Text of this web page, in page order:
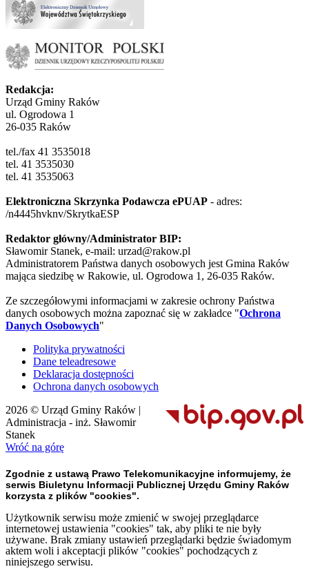
Redakcja:
Urząd Gminy Raków
ul. Ogrodowa 1
26-035 Raków
tel./fax 41 3535018
tel. 41 3535030
tel. 41 3535063
Elektroniczna Skrzynka Podawcza ePUAP - adres:
/n4445hvknv/SkrytkaESP
Redaktor główny/Administrator BIP:
Sławomir Stanek, e-mail: urzad@rakow.pl
Administratorem Państwa danych osobowych jest Gmina Raków
mająca siedzibę w Rakowie, ul. Ogrodowa 1, 26-035 Raków.
Ze szczegółowymi informacjami w zakresie ochrony Państwa
danych osobowych można zapoznać się w zakładce "Ochrona
Danych Osobowych"
Polityka prywatności
Dane teleadresowe
Deklaracja dostępności
Ochrona danych osobowych
2026 © Urząd Gminy Raków |
Administracja - inż. Sławomir
Stanek
Wróć na górę
Zgodnie z ustawą Prawo Telekomunikacyjne informujemy, że
serwis Biuletynu Informacji Publicznej Urzędu Gminy Raków
korzysta z plików "cookies".
Użytkownik serwisu może zmienić w swojej przeglądarce
internetowej ustawienia "cookies" tak, aby pliki te nie były
używane. Brak zmiany ustawień przeglądarki będzie świadomym
aktem woli i akceptacji plików "cookies" pochodzących z
niniejszego serwisu.